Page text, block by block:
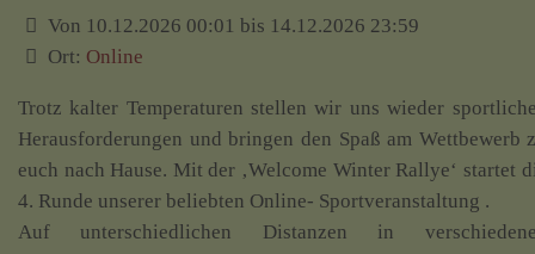
Von 10.12.2026 00:01 bis 14.12.2026 23:59
Ort: Online
Trotz kalter Temperaturen stellen wir uns wieder
Herausforderungen und bringen den Spaß am Wettbewerb
euch nach Hause. Mit der ‚Welcome Winter Rallye‘ startet
4. Runde unserer beliebten Online- Sportveranstaltung .
Auf unterschiedlichen Distanzen in